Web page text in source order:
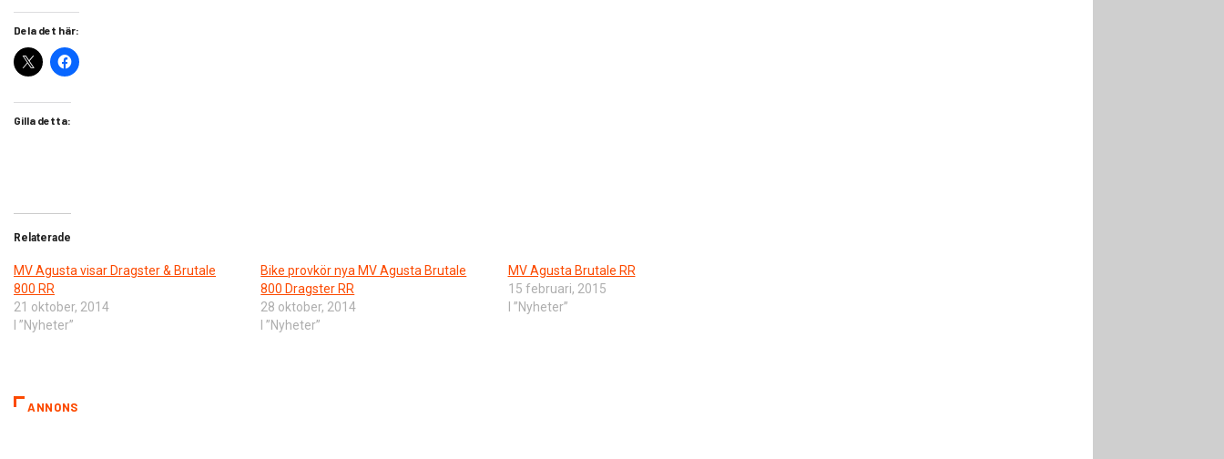
Dela det här:
Gilla detta:
Relaterade
MV Agusta visar Dragster & Brutale
800 RR
21 oktober, 2014
I ”Nyheter”
Bike provkör nya MV Agusta Brutale
800 Dragster RR
28 oktober, 2014
I ”Nyheter”
MV Agusta Brutale RR
15 februari, 2015
I ”Nyheter”
ANNONS